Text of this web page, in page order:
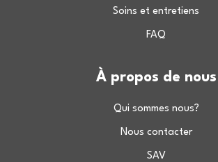
Soins et entretiens
FAQ
À propos de nous
Qui sommes nous?
Nous contacter
SAV